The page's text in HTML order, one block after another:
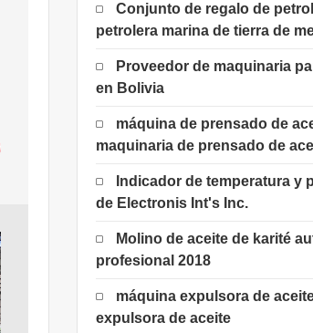
Conjunto de regalo de
petrolera marina de tierra de
Proveedor de maquinaria
en Bolivia
máquina de prensado de
maquinaria de prensado de
Indicador de temperatura y
de Electronis Int's Inc.
Molino de aceite de karité
profesional 2018
máquina expulsora de
expulsora de aceite